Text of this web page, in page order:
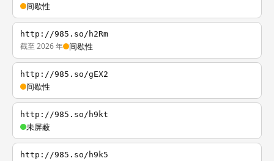
间歇性
http://985.so/h2Rm
截至 2026 年 间歇性
http://985.so/gEX2
间歇性
http://985.so/h9kt
未屏蔽
http://985.so/h9k5